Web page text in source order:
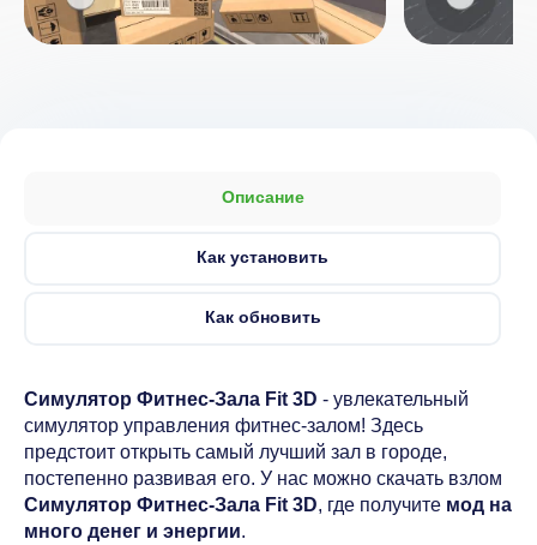
Описание
Как установить
Как обновить
Симулятор Фитнес-Зала Fit 3D - увлекательный
симулятор управления фитнес-залом! Здесь
предстоит открыть самый лучший зал в городе,
постепенно развивая его. У нас можно скачать взлом
Симулятор Фитнес-Зала Fit 3D, где получите мод на
много денег и энергии.